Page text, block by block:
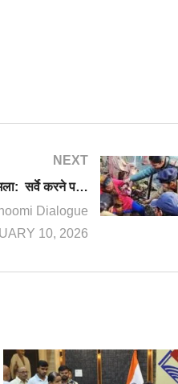
NEXT
ऋषिकेश वन भूमि मामला: सर्वे करने पहुंची टीम का महिलाओं ने किया तीखा विरोध
Dialogue
10, 2026